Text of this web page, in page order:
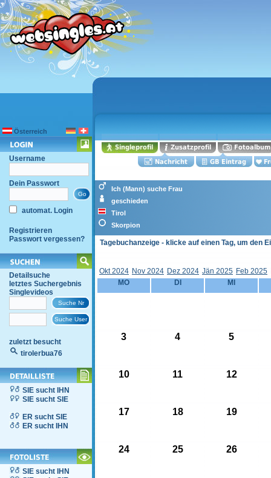
Österreich
Username
Dein Passwort
automat. Login
Registrieren
Passwort vergessen?
Detailsuche
letztes Suchergebnis
Singlevideos
zuletzt besucht
tirolerbua76
SIE sucht IHN
SIE sucht SIE
ER sucht SIE
ER sucht IHN
SIE sucht IHN
Ich (Mann) suche Frau
geschieden
Tirol
Skorpion
Tagebuchanzeige - klicke auf einen Tag, um den
Okt 2024 Nov 2024 Dez 2024 Jän 2025 Feb 2025
MO
DI MI
3 4 5
10 11 12
17 18 19
24 25 26